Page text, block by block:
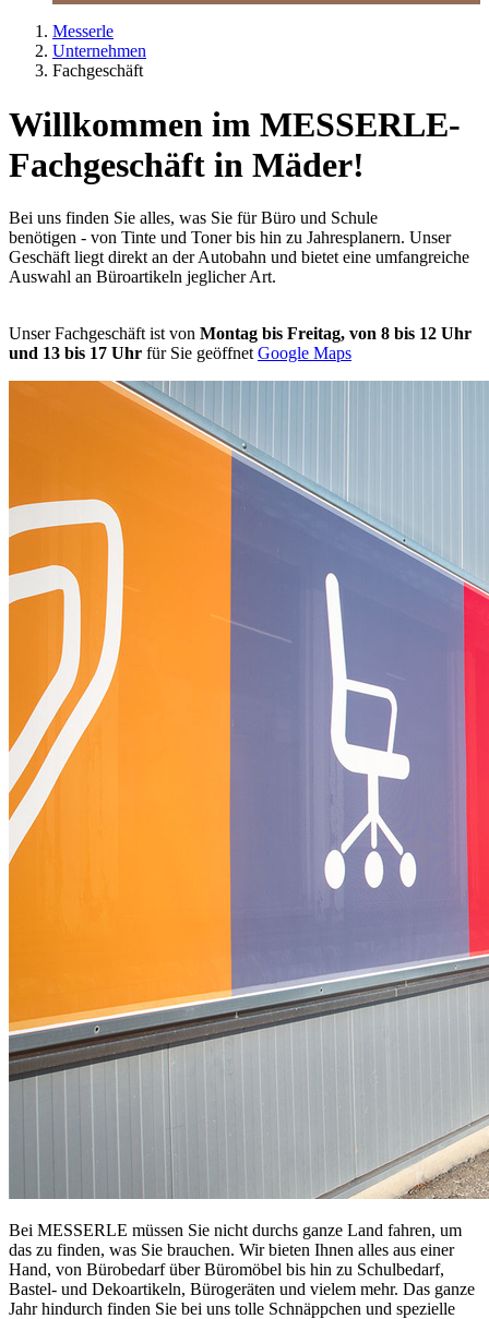
Messerle
Unternehmen
Fachgeschäft
Willkommen im MESSERLE-
Fachgeschäft in Mäder!
Bei uns finden Sie alles, was Sie für Büro und Schule
benötigen - von Tinte und Toner bis hin zu Jahresplanern. Unser
Geschäft liegt direkt an der Autobahn und bietet eine umfangreiche
Auswahl an Büroartikeln jeglicher Art.
Unser Fachgeschäft ist von Montag bis Freitag, von 8 bis 12 Uhr
und 13 bis 17 Uhr für Sie geöffnet Google Maps
Bei MESSERLE müssen Sie nicht durchs ganze Land fahren, um
das zu finden, was Sie brauchen. Wir bieten Ihnen alles aus einer
Hand, von Bürobedarf über Büromöbel bis hin zu Schulbedarf,
Bastel- und Dekoartikeln, Bürogeräten und vielem mehr. Das ganze
Jahr hindurch finden Sie bei uns tolle Schnäppchen und spezielle